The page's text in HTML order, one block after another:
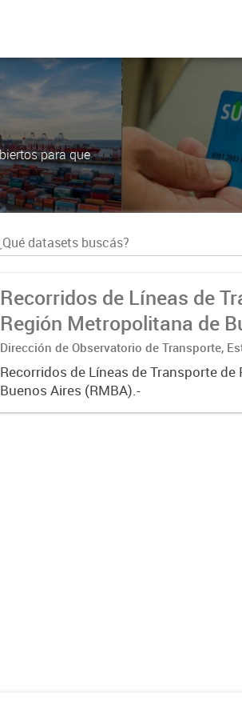
para que
Recorridos de Líneas de
Región Metropolitana de
(RMBA)
Dirección de Observatorio de Transporte,
Recorridos de Líneas de Transporte
Buenos Aires (RMBA).-